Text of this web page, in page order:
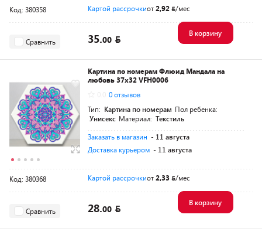
Код: 380358 Картой рассрочкиот2,92 /мес
Сравнить 35.00
В корзину
Картина по номерам Флюид Мандала на
любовь 37x32 VFH0006
0 отзывов
Тип: Картина по номерам Пол ребенка:
Унисекс Материал: Текстиль
Заказать в магазин - 11 августа
Доставка курьером - 11 августа
Код: 380368 Картой рассрочкиот2,33 /мес
Сравнить 28.00
В корзину